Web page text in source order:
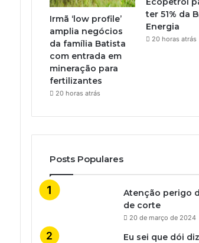
Irmã ‘low profile’
amplia negócios
da família Batista
com entrada em
mineração para
fertilizantes
20 horas atrás
ter 51% da
Energia
20 horas atrás
Posts Populares
Atenção perigo
de corte
20 de março de 2024
Eu sei que dói